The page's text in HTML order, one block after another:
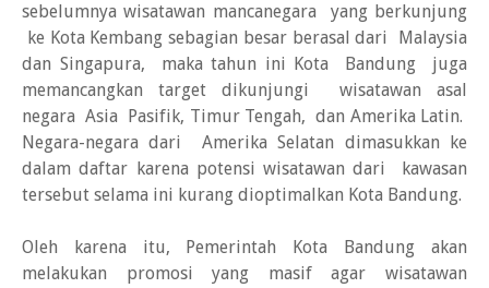
sebelumnya wisatawan mancanegara yang berkunjung
ke Kota Kembang sebagian besar berasal dari Malaysia
dan Singapura, maka tahun ini Kota Bandung juga
memancangkan target dikunjungi wisatawan asal
negara Asia Pasifik, Timur Tengah, dan Amerika Latin.
Negara-negara dari Amerika Selatan dimasukkan ke
dalam daftar karena potensi wisatawan dari kawasan
tersebut selama ini kurang dioptimalkan Kota Bandung.
Oleh karena itu, Pemerintah Kota Bandung akan
melakukan promosi yang masif agar wisatawan